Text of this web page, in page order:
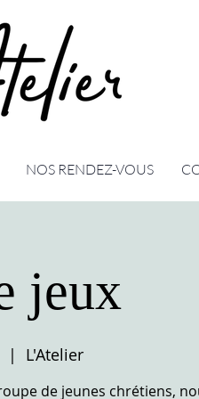
NOS RENDEZ-VOUS
jeux
|
L'Atelier
de jeunes chrétiens,